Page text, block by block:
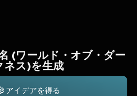
(ワールド・オブ・ダー
ネス)を生成
アイデアを得る